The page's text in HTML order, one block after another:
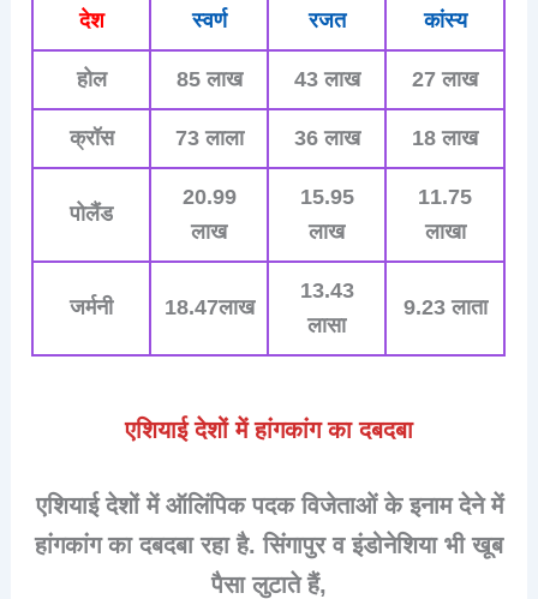
देश स्वर्ण रजत कांस्य
होल 85 लाख 43 लाख 27 लाख
क्रॉस 73 लाला 36 लाख 18 लाख
पोलैंड
20.99
लाख
15.95
लाख
11.75
लाखा
जर्मनी 18.47लाख
13.43
लासा
9.23 लाता
एशियाई देशों में हांगकांग का दबदबा
एशियाई देशों में ऑलिंपिक पदक विजेताओं के इनाम देने में
हांगकांग का दबदबा रहा है. सिंगापुर व इंडोनेशिया भी खूब
पैसा लुटाते हैं,